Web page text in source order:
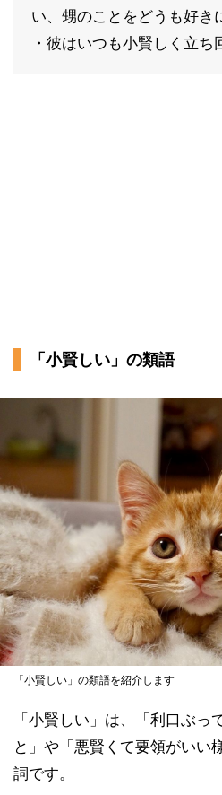
い、甥のことをどうも好き
・彼はいつも小賢しく立ち
「小賢しい」の類語
「小賢しい」の類語を紹介します
「小賢しい」は、「利口ぶっ
と」や「悪賢くて要領がいい
詞です。